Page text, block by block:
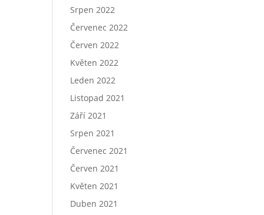
Srpen 2022
Červenec 2022
Červen 2022
Květen 2022
Leden 2022
Listopad 2021
Září 2021
Srpen 2021
Červenec 2021
Červen 2021
Květen 2021
Duben 2021